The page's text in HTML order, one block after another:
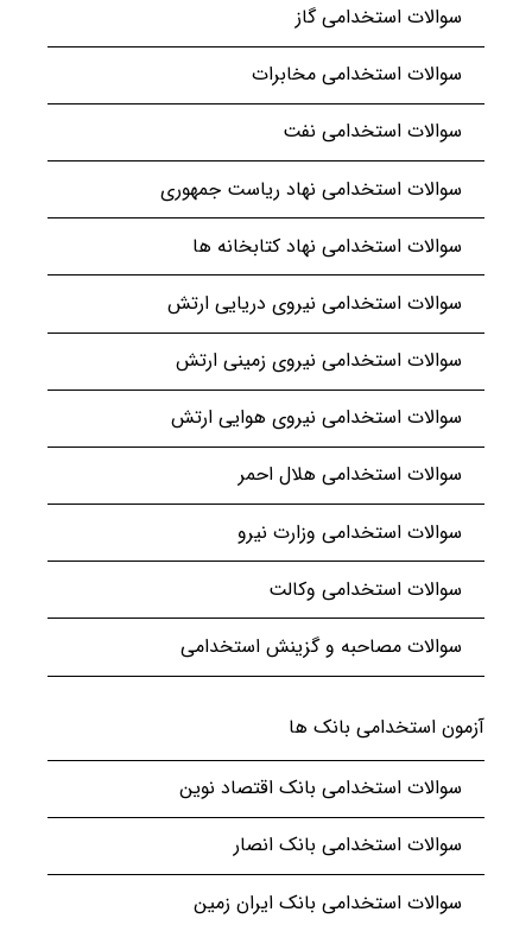
سوالات استخدامی گاز
سوالات استخدامی مخابرات
سوالات استخدامی نفت
سوالات استخدامی نهاد ریاست جمهوری
سوالات استخدامی نهاد کتابخانه ها
سوالات استخدامی نیروی دریایی ارتش
سوالات استخدامی نیروی زمینی ارتش
سوالات استخدامی نیروی هوایی ارتش
سوالات استخدامی هلال احمر
سوالات استخدامی وزارت نیرو
سوالات استخدامی وکالت
سوالات مصاحبه و گزینش استخدامی
آزمون استخدامی بانک ها
سوالات استخدامی بانک اقتصاد نوین
سوالات استخدامی بانک انصار
سوالات استخدامی بانک ایران زمین